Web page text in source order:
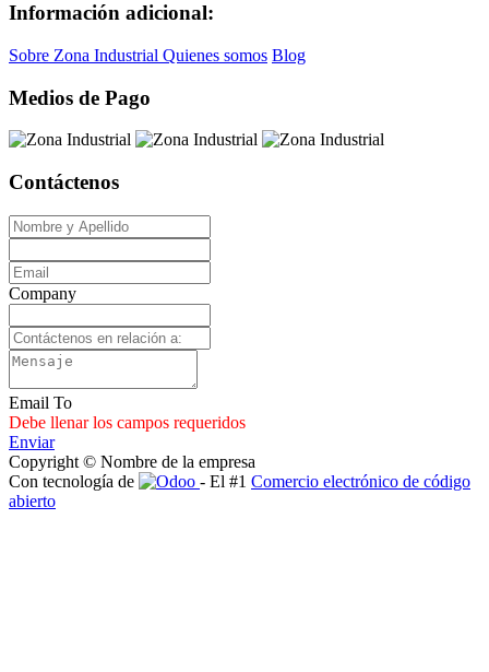
Información adicional:
Sobre Zona Industrial Quienes somos Blog
Medios de Pago
Contáctenos
Company
Email To
Debe llenar los campos requeridos
Enviar
Copyright © Nombre de la empresa
Con tecnología de
- El #1 Comercio electrónico de código
abierto